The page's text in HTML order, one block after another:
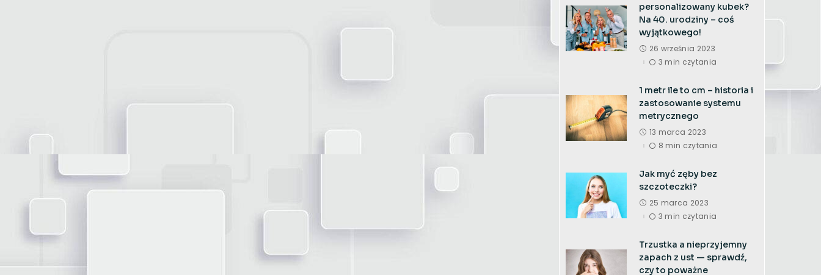
personalizowany kubek?
Na 40. urodziny – coś
wyjątkowego!
26 września 2023
3 min czytania
1 metr ile to cm – historia i
zastosowanie systemu
metrycznego
13 marca 2023
8 min czytania
Jak myć zęby bez
szczoteczki?
25 marca 2023
3 min czytania
Trzustka a nieprzyjemny
zapach z ust — sprawdź,
czy to poważne